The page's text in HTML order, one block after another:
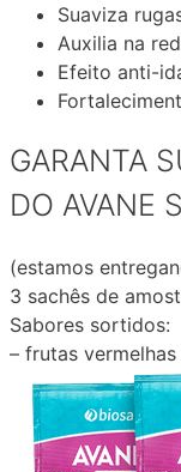
Suaviza
Auxilia na
Efeito anti-
GARANTA
DO AVANE
(estamos
3 sachês de
Sabores sortidos:
– frutas